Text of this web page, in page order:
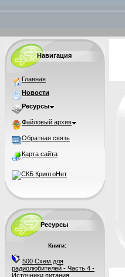
Навигация
Главная
Новости
Ресурсы
Файловый архив
Обратная связь
Карта сайта
Ресурсы
Книги:
500 Схем для
радиолюбителей - Часть 4 -
Источники питания